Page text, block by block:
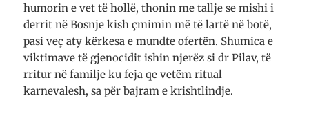
humorin e vet të hollë, thonin me tallje se mishi i
derrit në Bosnje kish çmimin më të lartë në botë,
pasi veç aty kërkesa e mundte ofertën. Shumica e
viktimave të gjenocidit ishin njerëz si dr Pilav, të
rritur në familje ku feja qe vetëm ritual
karnevalesh, sa për bajram e krishtlindje.